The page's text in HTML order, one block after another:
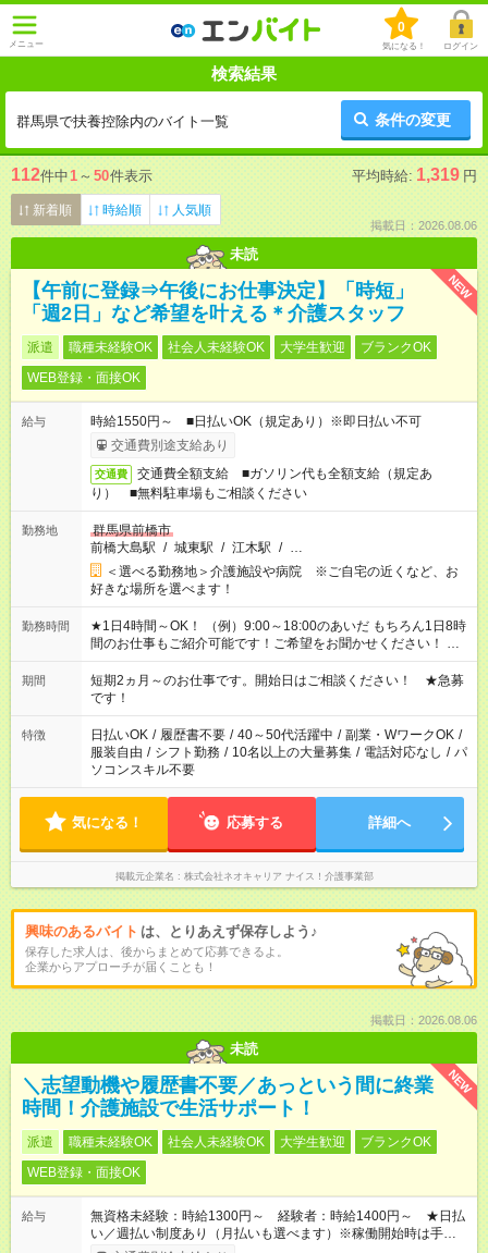
メニュー
0
気になる！ ログイン
検索結果
群馬県で扶養控除内のバイト一覧 条件の変更
112件中1 ～ 50件表示 平均時給: 1,319 円
新着順 時給順 人気順
掲載日：2026.08.06
未読
NEW
【午前に登録⇒午後にお仕事決定】「時短」
「週2日」など希望を叶える＊介護スタッフ
派遣 職種未経験OK 社会人未経験OK 大学生歓迎
ブランクOK
WEB登録・面接OK
給与
時給1550円～ ■日払いOK（規定あり）※即日払い不可
交通費別途支給あり
交通費
交通費全額支給 ■ガソリン代も全額支給（規定あ
り） ■無料駐車場もご相談ください
勤務地
群馬県前橋市
前橋大島駅 / 城東駅 / 江木駅 / …
＜選べる勤務地＞介護施設や病院 ※ご自宅の近くなど、お
好きな場所を選べます！
勤務時間
★1日4時間～OK！ （例）9:00～18:00のあいだ もちろん1日8時
間のお仕事もご紹介可能です！ご希望をお聞かせください！ ※
週最低15時間以上の勤務が必要です
期間
短期2ヵ月～のお仕事です。開始日はご相談ください！ ★急募
です！
特徴 日払いOK / 履歴書不要 / 40～50代活躍中 / 副業・WワークOK /
服装自由 / シフト勤務 / 10名以上の大量募集 / 電話対応なし / パ
ソコンスキル不要
気になる！ 応募する 詳細へ
掲載元企業名 株式会社ネオキャリア ナイス！介護事業部
興味のあるバイト は、とりあえず保存しよう♪
保存した求人は、後からまとめて応募できるよ。
企業からアプローチが届くことも！
掲載日：2026.08.06
未読
NEW
＼志望動機や履歴書不要／あっという間に終業
時間！介護施設で生活サポート！
派遣 職種未経験OK 社会人未経験OK 大学生歓迎
ブランクOK
WEB登録・面接OK
給与
無資格未経験：時給1300円～ 経験者：時給1400円～ ★日払
い／週払い制度あり（月払いも選べます）※稼働開始時は手続き